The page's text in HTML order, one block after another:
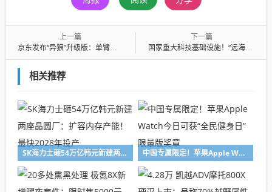
上一篇
京东发布“异狼”升级版：单臂进化到双臂 快递捡到起飞
下一篇
国家重大科技基础设施！“远海浮动岛”今天启动建设
相关推荐
SK海力士砸54万亿韩元新建两座晶圆厂：扩容内存产能！最快2028年投产 中国专属限定！苹果Apple Watch今日可获“全民健身日”限量版奖章